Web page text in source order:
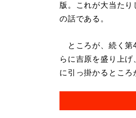
版。これが大当たり
の話である。
ところが、続く第
らに吉原を盛り上
に引っ掛かるところ